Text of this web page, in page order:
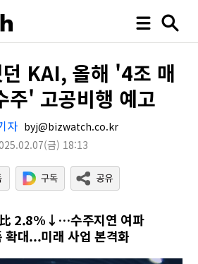
KAI, 올해 '4조 매
주' 고공비행 예고
자 byj@bizwatch.co.kr
(금) 18:13
比 2.8%↓…수주지연 여파
확대...미래 사업 본격화